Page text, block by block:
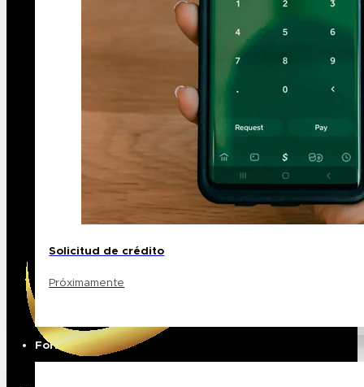
Solicitud de crédito
Próximamente
Formación